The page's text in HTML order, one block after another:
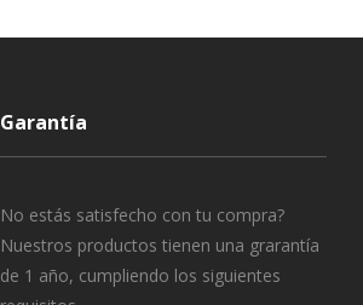
Garantía
No estás satisfecho con tu compra?
Nuestros productos tienen una grarantía
de 1 año, cumpliendo los siguientes